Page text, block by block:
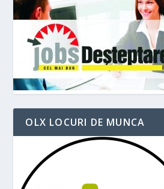
OLX LOCURI DE MUNCA